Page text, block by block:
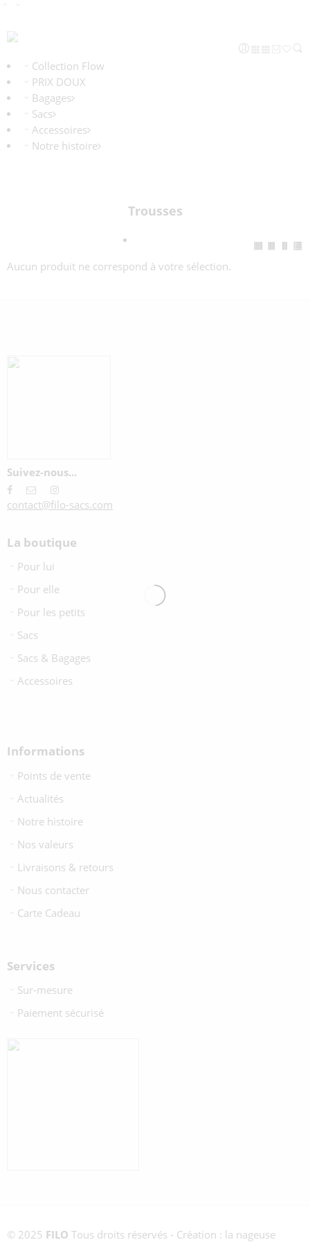
Collection Flow
PRIX DOUX
Bagages
Sacs
Accessoires
Notre histoire
Trousses
Aucun produit ne correspond à votre sélection.
Suivez-nous...
contact@filo-sacs.com
La boutique
Pour lui
Pour elle
Pour les petits
Sacs
Sacs & Bagages
Accessoires
Informations
Points de vente
Actualités
Notre histoire
Nos valeurs
Livraisons & retours
Nous contacter
Carte Cadeau
Services
Sur-mesure
Paiement sécurisé
© 2025 FILO Tous droits réservés - Création : la nageuse